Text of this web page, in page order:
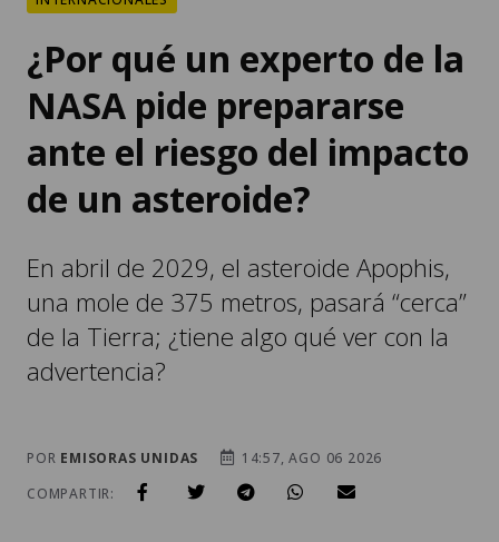
¿Por qué un experto de la
NASA pide prepararse
ante el riesgo del impacto
de un asteroide?
En abril de 2029, el asteroide Apophis,
una mole de 375 metros, pasará “cerca”
de la Tierra; ¿tiene algo qué ver con la
advertencia?
POR EMISORAS UNIDAS
14:57, AGO 06 2026
COMPARTIR: